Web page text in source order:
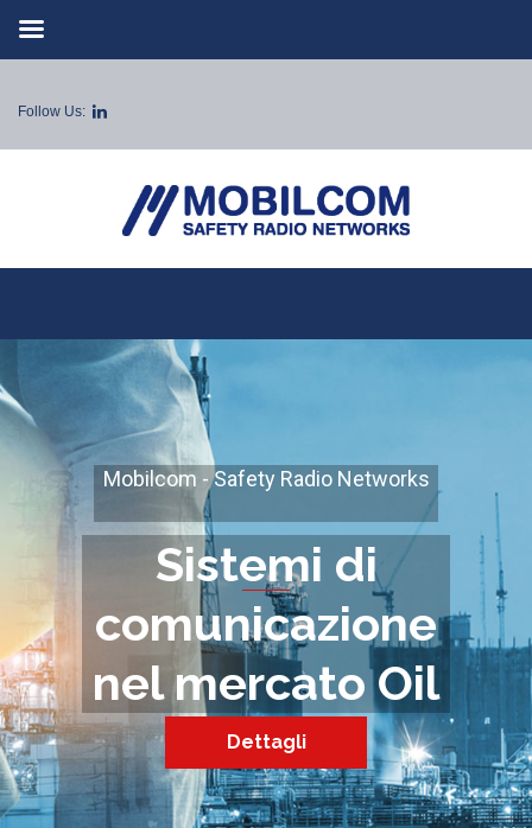
Follow Us:
Sistemi di
comunicazione
nel mercato Oil
e Gas
Mobilcom - Safety Radio Networks
Dettagli